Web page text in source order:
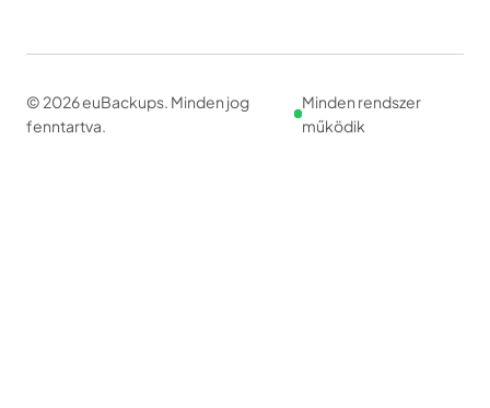
© 2026 euBackups. Minden jog
fenntartva.
Minden rendszer
működik